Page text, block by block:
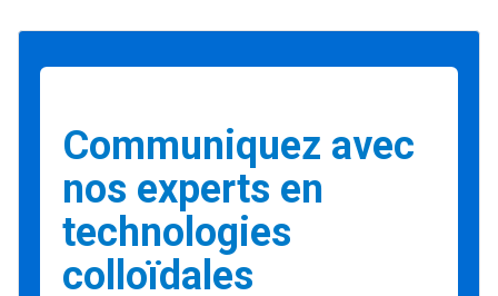
Communiquez avec
nos experts en
technologies
colloïdales